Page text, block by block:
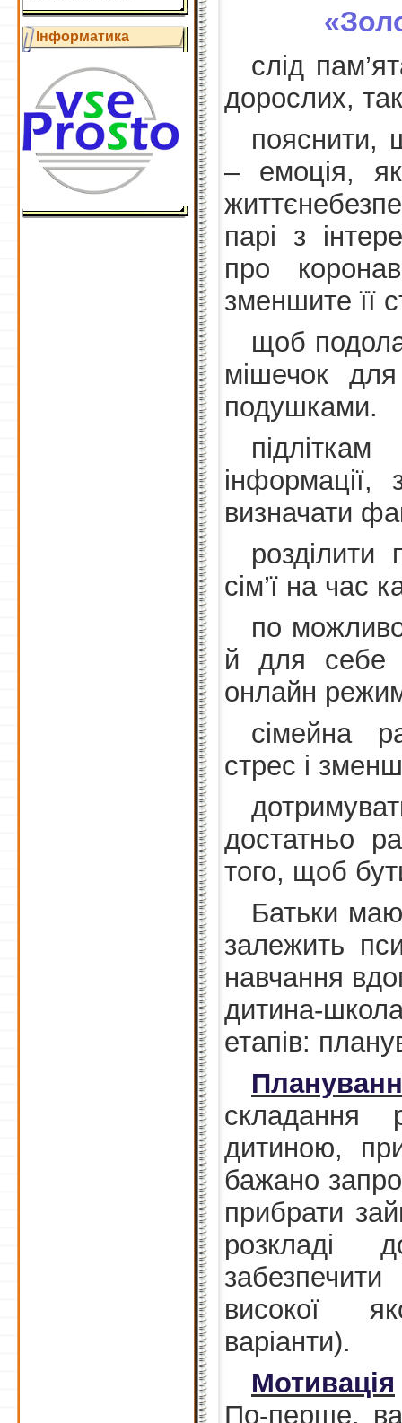
Інформатика
слід
дорослих,
пояснити,
– емоція,
парі з
про
зменшите її
щоб
мішечок
подушками.
визначати
розділити
сім’ї на час
по
й для себе
онлайн
сімейна
стрес і
достатньо
того, щоб
Батьки
залежить
навчання
дитина-
етапів:
складання
дитиною,
бажано
прибрати
розкладі
високої
варіанти).
Мотивація
По-перше,